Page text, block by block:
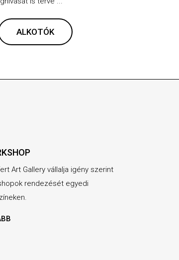
ALKOTÓK
Art Gallery vállalja igény szerint
rendezését egyedi